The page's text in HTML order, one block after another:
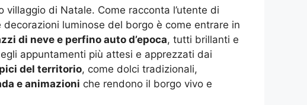
di Natale. Come racconta l’utente di
luminose del borgo è come entrare in
di neve e perfino auto d’epoca, tutti brillanti e
appuntamenti più attesi e apprezzati dai
del territorio, come dolci tradizionali,
e animazioni che rendono il borgo vivo e